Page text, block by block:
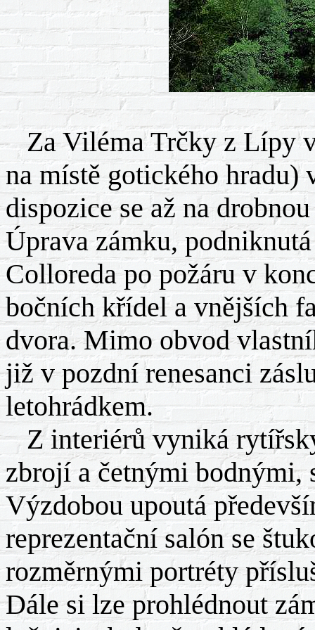
Za Viléma Trčky z Lípy
na místě gotického hradu)
dispozice se až na
Úprava zámku,
Colloreda po požáru v
bočních křídel a vnějších
dvora. Mimo obvod
již v pozdní renesanci
letohrádkem.
Z interiérů vyniká
zbrojí a četnými bodnými,
Výzdobou upoutá
reprezentační salón se
rozměrnými portréty
Dále si lze prohlédnout